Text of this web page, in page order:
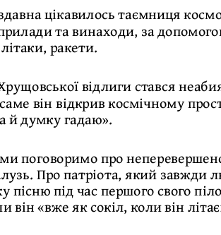
цікавилось таємниця
та винаходи, за
ракети.
відлиги стався
він відкрив космічному
й думку гадаю».
поговоримо про
Про патріота, який завжди
пісню під час першого свого
він «вже як сокіл, коли він